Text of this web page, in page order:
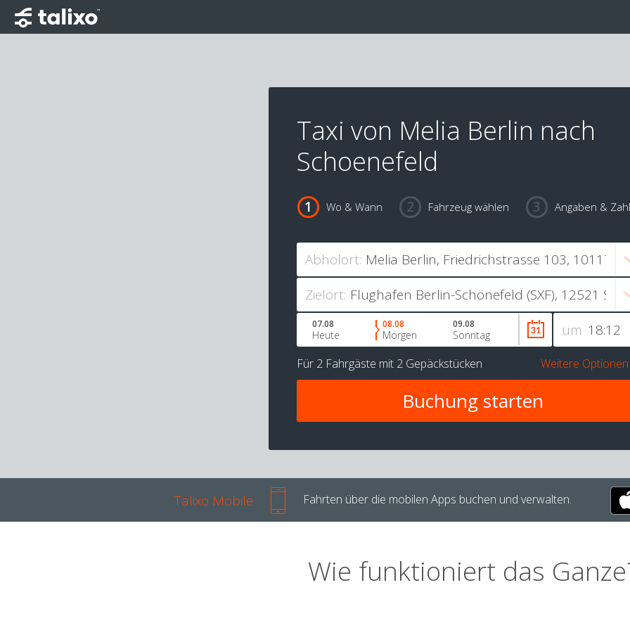
Taxi von Melia Berlin nach
Schoenefeld
Wo & Wann Fahrzeug wählen Angaben &
Abholort:
Zielort:
um
07.08
Heute
08.08
Morgen
09.08
Sonntag
Für 2 Fahrgäste mit 2 Gepäckstücken Weitere Optionen
Talixo Mobile Fahrten über die mobilen Apps buchen und verwalten.
Wie funktioniert das